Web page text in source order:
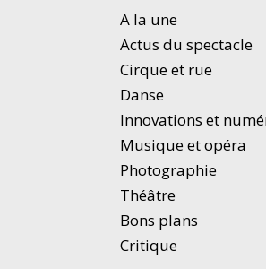
A la une
Actus du spectacle
Cirque et rue
Danse
Innovations et
Musique et opéra
Photographie
Théâtre
Bons plans
Critique